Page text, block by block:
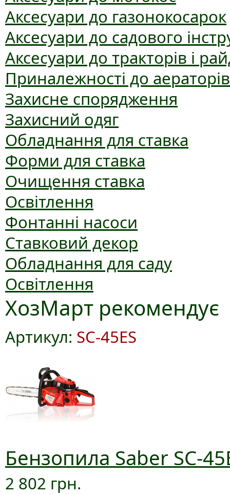
Аксесуари до газонокосарок
Аксесуари до садового
Аксесуари до тракторів і
Приналежності до аераторів
Захисне спорядження
Захисний одяг
Обладнання для ставка
Форми для ставка
Очищення ставка
Освітлення
Фонтанні насоси
Ставковий декор
Обладнання для саду
Освітлення
ХозМарт рекомендує
Артикул: SC-45ES
Бензопила Saber SC-
2 802 грн.